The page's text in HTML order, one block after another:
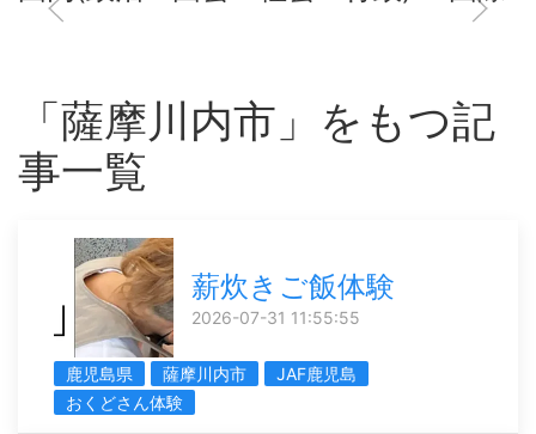
「薩摩川内市」をもつ記
事一覧
薪炊きご飯体験
2026-07-31 11:55:55
鹿児島県 薩摩川内市
JAF鹿児島
おくどさん体験